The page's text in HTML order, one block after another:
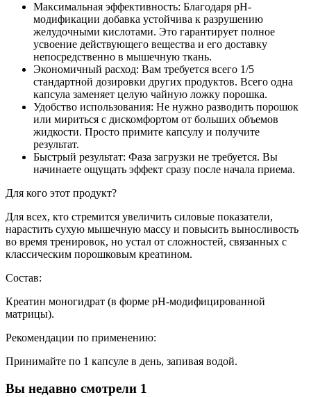
Максимальная эффективность: Благодаря pH-
модификации добавка устойчива к разрушению
желудочными кислотами. Это гарантирует полное
усвоение действующего вещества и его доставку
непосредственно в мышечную ткань.
Экономичный расход: Вам требуется всего 1/5
стандартной дозировки других продуктов. Всего одна
капсула заменяет целую чайную ложку порошка.
Удобство использования: Не нужно разводить порошок
или мириться с дискомфортом от больших объемов
жидкости. Просто примите капсулу и получите
результат.
Быстрый результат: Фаза загрузки не требуется. Вы
начинаете ощущать эффект сразу после начала приема.
Для кого этот продукт?
Для всех, кто стремится увеличить силовые показатели,
нарастить сухую мышечную массу и повысить выносливость
во время тренировок, но устал от сложностей, связанных с
классическим порошковым креатином.
Состав:
Креатин моногидрат (в форме pH-модифицированной
матрицы).
Рекомендации по применению:
Принимайте по 1 капсуле в день, запивая водой.
Вы недавно смотрели 1